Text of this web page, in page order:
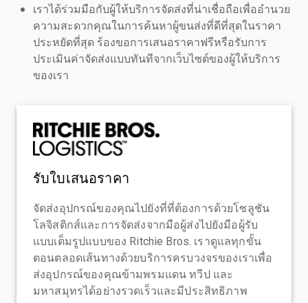
เราได้ร่วมมือกับผู้ให้บริการจัดส่งที่น่าเชื่อถือเพื่ออำนวย
ความสะดวกคุณในการค้นหาผู้ขนส่งที่ดีที่สุดในราคา
ประหยัดที่สุด ร้องขอการเสนอราคาฟรีหรือรับการ
ประเมินค่าจัดส่งแบบทันทีจากเว็บไซต์ของผู้ให้บริการ
ของเรา
รับใบเสนอราคา
จัดส่งอุปกรณ์ของคุณไปยังที่ที่ต้องการด้วยโซลูชัน
โลจิสติกส์และการจัดส่งจากมือผู้ส่งไปยังมือผู้รับ
แบบเต็มรูปแบบของ Ritchie Bros. เราดูแลทุกขั้น
ตอนตลอดเส้นทางด้วยบริการครบวงจรของเราเพื่อ
ส่งอุปกรณ์ของคุณข้ามพรมแดน ทวีป และ
มหาสมุทรได้อย่างรวดเร็วและมีประสิทธิภาพ